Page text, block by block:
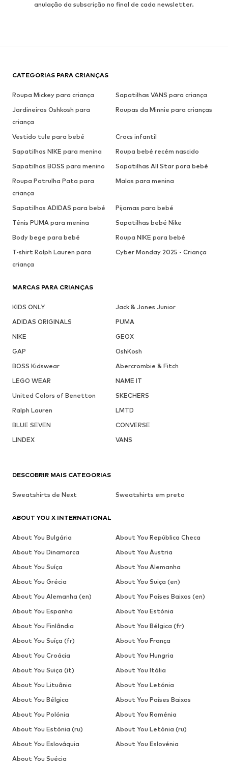
anulação da subscrição no final de cada newsletter.
CATEGORIAS PARA CRIANÇAS
Roupa Mickey para criança
Sapatilhas VANS para criança
Jardineiras Oshkosh para
criança
Roupas da Minnie para crianças
Vestido tule para bebé
Crocs infantil
Sapatilhas NIKE para menina
Roupa bebé recém nascido
Sapatilhas BOSS para menino
Sapatilhas All Star para bebé
Roupa Patrulha Pata para
criança
Malas para menina
Sapatilhas ADIDAS para bebé
Pijamas para bebé
Ténis PUMA para menina
Sapatilhas bebé Nike
Body bege para bebé
Roupa NIKE para bebé
T-shirt Ralph Lauren para
criança
Cyber Monday 2025 - Criança
MARCAS PARA CRIANÇAS
KIDS ONLY
Jack & Jones Junior
ADIDAS ORIGINALS
PUMA
NIKE
GEOX
GAP
OshKosh
BOSS Kidswear
Abercrombie & Fitch
LEGO WEAR
NAME IT
United Colors of Benetton
SKECHERS
Ralph Lauren
LMTD
BLUE SEVEN
CONVERSE
LINDEX
VANS
DESCOBRIR MAIS CATEGORIAS
Sweatshirts de Next Sweatshirts em preto
ABOUT YOU X INTERNATIONAL
About You Bulgária
About You República Checa
About You Dinamarca
About You Áustria
About You Suíça
About You Alemanha
About You Grécia
About You Suiça (en)
About You Alemanha (en)
About You Países Baixos (en)
About You Espanha
About You Estónia
About You Finlândia
About You Bélgica (fr)
About You Suíça (fr)
About You França
About You Croácia
About You Hungria
About You Suiça (it)
About You Itália
About You Lituânia
About You Letónia
About You Bélgica
About You Países Baixos
About You Polónia
About You Roménia
About You Estónia (ru)
About You Letónia (ru)
About You Eslováquia
About You Eslovénia
About You Suécia